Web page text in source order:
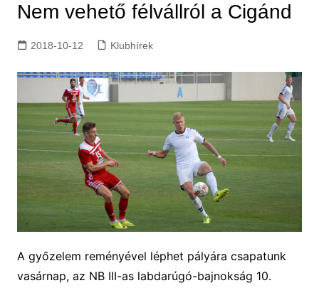
Nem vehető félvállról a Cigánd
2018-10-12 Klubhírek
A győzelem reményével léphet pályára csapatunk
vasárnap, az NB III-as labdarúgó-bajnokság 10.